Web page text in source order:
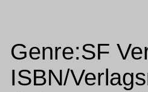
Genre:SF
ISBN/